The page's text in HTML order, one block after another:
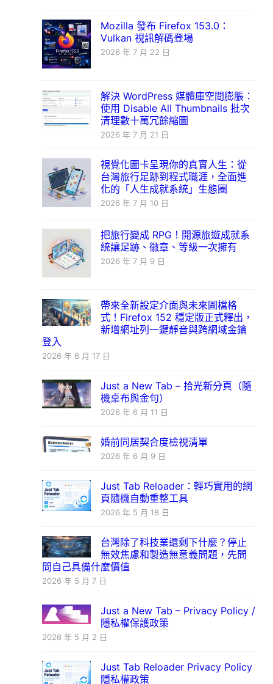
Mozilla 發布 Firefox 153.0：
Vulkan 視訊解碼登場
2026 年 7 月 22 日
解決 WordPress 媒體庫空間膨脹：
使用 Disable All Thumbnails 批次
清理數十萬冗餘縮圖
2026 年 7 月 21 日
視覺化圖卡呈現你的真實人生：從
台灣旅行足跡到程式職涯，全面進
化的「人生成就系統」生態圈
2026 年 7 月 10 日
把旅行變成 RPG！開源旅遊成就系
統讓足跡、徽章、等級一次擁有
2026 年 7 月 9 日
帶來全新設定介面與未來圖檔格
式！Firefox 152 穩定版正式釋出，
新增網址列一鍵靜音與跨網域金鑰
登入
2026 年 6 月 17 日
Just a New Tab – 拾光新分頁（隨
機桌布與金句）
2026 年 6 月 11 日
婚前同居契合度檢視清單
2026 年 6 月 9 日
Just Tab Reloader：輕巧實用的網
頁隨機自動重整工具
2026 年 5 月 18 日
台灣除了科技業還剩下什麼？停止
無效焦慮和製造無意義問題，先問
問自己具備什麼價值
2026 年 5 月 7 日
Just a New Tab – Privacy Policy /
隱私權保護政策
2026 年 5 月 2 日
Just Tab Reloader Privacy Policy
隱私權政策